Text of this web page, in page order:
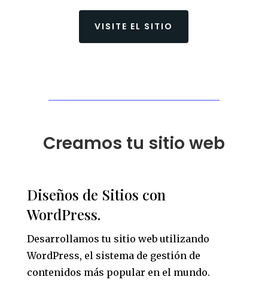
VISITE EL SITIO
Creamos tu sitio web
Diseños de Sitios con
WordPress.
Desarrollamos tu sitio web utilizando
WordPress, el sistema de gestión de
contenidos más popular en el mundo.